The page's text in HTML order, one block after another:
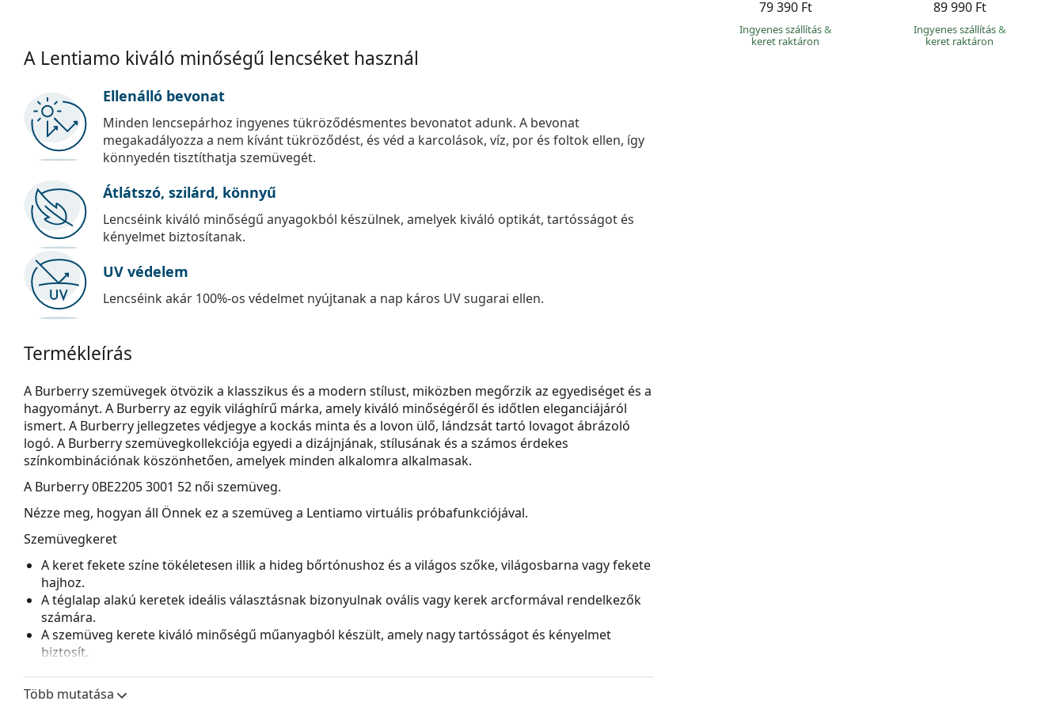
79 390 Ft
Ingyenes szállítás&
keret raktáron
89 990 Ft
Ingyenes szállítás&
keret raktáron
A Lentiamo kiváló minőségű lencséket használ
Ellenálló bevonat
Minden lencsepárhoz ingyenes tükröződésmentes bevonatot adunk. A bevonat
megakadályozza a nem kívánt tükröződést, és véd a karcolások, víz, por és foltok ellen, így
könnyedén tisztíthatja szemüvegét.
Átlátszó, szilárd, könnyű
Lencséink kiváló minőségű anyagokból készülnek, amelyek kiváló optikát, tartósságot és
kényelmet biztosítanak.
UV védelem
Lencséink akár 100%-os védelmet nyújtanak a nap káros UV sugarai ellen.
Termékleírás
A Burberry szemüvegek ötvözik a klasszikus és a modern stílust, miközben megőrzik az egyediséget és a
hagyományt. A Burberry az egyik világhírű márka, amely kiváló minőségéről és időtlen eleganciájáról
ismert. A Burberry jellegzetes védjegye a kockás minta és a lovon ülő, lándzsát tartó lovagot ábrázoló
logó. A Burberry szemüvegkollekciója egyedi a dizájnjának, stílusának és a számos érdekes
színkombinációnak köszönhetően, amelyek minden alkalomra alkalmasak.
A Burberry 0BE2205 3001 52 női szemüveg.
Nézze meg, hogyan áll Önnek ez a szemüveg a Lentiamo virtuális próbafunkciójával.
Szemüvegkeret
A keret fekete színe tökéletesen illik a hideg bőrtónushoz és a világos szőke, világosbarna vagy fekete
hajhoz.
A téglalap alakú keretek ideális választásnak bizonyulnak ovális vagy kerek arcformával rendelkezők
számára.
A szemüveg kerete kiváló minőségű műanyagból készült, amely nagy tartósságot és kényelmet
biztosít.
tartósak és teljesen körülveszik a lencséket, védve azokat a sérülésektől. Ez a kerettípus minden
lencséhez alkalmas, beleértve a vastagabb, nagyobb optikai teljesítményű lencséket is.
Több mutatása